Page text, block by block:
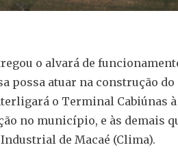
o alvará de
possa atuar na construção
o Terminal Cabiúnas
no município, e às demais
de Macaé (Clima).